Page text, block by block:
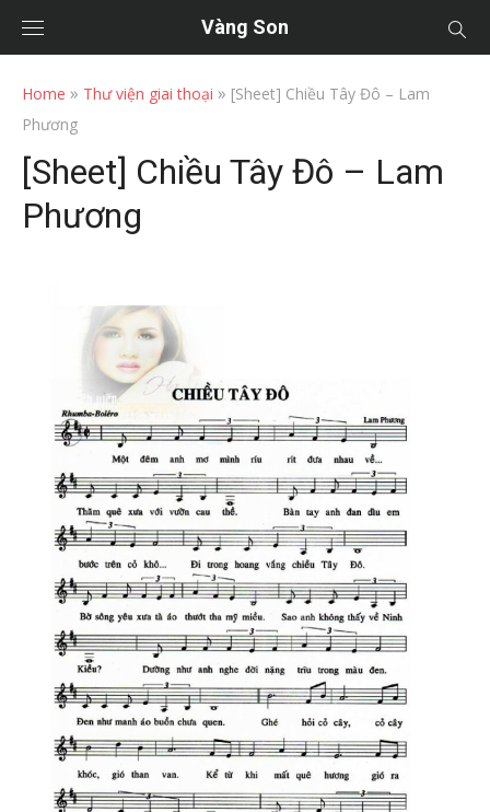
Vàng Son
Home » Thư viện giai thoại » [Sheet] Chiều Tây Đô – Lam
Phương
[Sheet] Chiều Tây Đô – Lam
Phương